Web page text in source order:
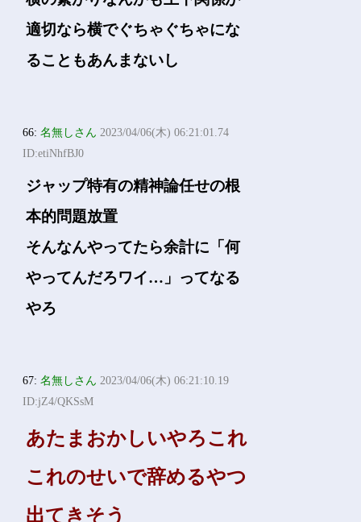
適切なら横でぐちゃぐちゃにな
ることもあんまないし
66:名無しさん 2023/04/06(木) 06:21:01.74
ID:etiNhfBJ0
ジャップ特有の精神論任せの根
本的問題放置
そんなんやってたら余計に「何
やってんだろワイ…」ってなる
やろ
67:名無しさん 2023/04/06(木) 06:21:10.19
ID:jZ4/QKSsM
あたまおかしいやろこれ
これのせいで辞めるやつ
出てきそう